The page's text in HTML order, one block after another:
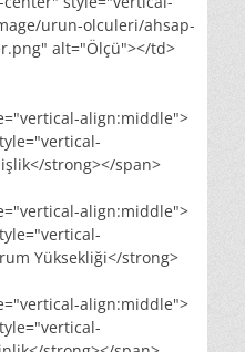
urun-olculeri/ahsap-
alt="Ölçü"></td>
align:middle">
strong></span>
align:middle">
Yüksekliği</strong>
align:middle">